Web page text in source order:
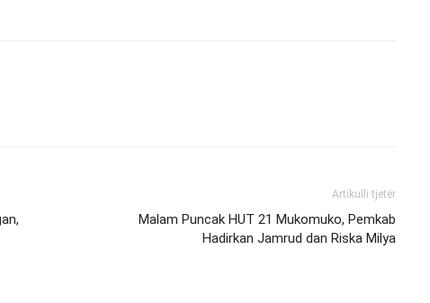
Artikulli tjetër
Malam Puncak HUT 21 Mukomuko, Pemkab
Hadirkan Jamrud dan Riska Milya